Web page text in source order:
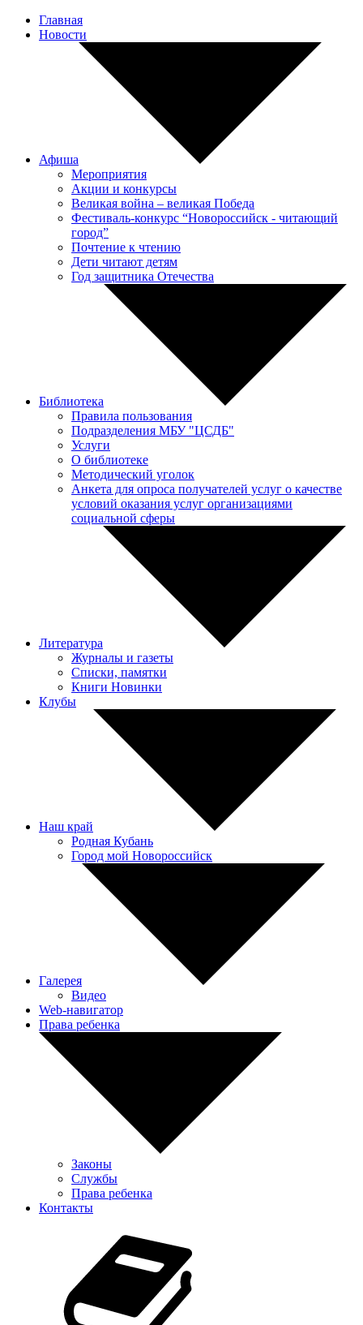
Главная
Новости
Афиша
Мероприятия
Акции и конкурсы
Великая война – великая Победа
Фестиваль-конкурс “Новороссийск - читающий
город”
Почтение к чтению
Дети читают детям
Год защитника Отечества
Библиотека
Правила пользования
Подразделения МБУ "ЦСДБ"
Услуги
О библиотеке
Методический уголок
Анкета для опроса получателей услуг о качестве
условий оказания услуг организациями
социальной сферы
Литература
Журналы и газеты
Списки, памятки
Книги Новинки
Клубы
Наш край
Родная Кубань
Город мой Новороссийск
Галерея
Видео
Web-навигатор
Права ребенка
Законы
Службы
Права ребенка
Контакты